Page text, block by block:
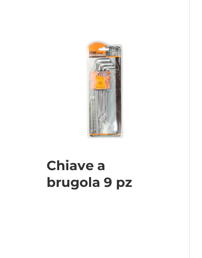
Chiave a
brugola 9 pz